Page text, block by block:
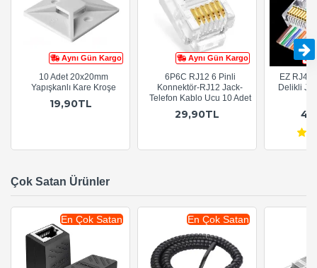
Aynı Gün Kargo
10 Adet 20x20mm
Yapışkanlı Kare Kroşe
19,90TL
Aynı Gün Kargo
6P6C RJ12 6 Pinli
Konnektör-RJ12 Jack-
Telefon Kablo Ucu 10 Adet
29,90TL
EZ RJ45
Delikli
Çok Satan Ürünler
En Çok Satan En Çok Satan